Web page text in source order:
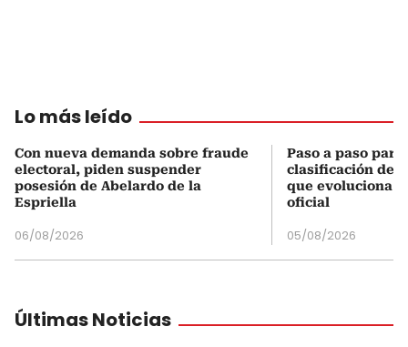
Lo más leído
Con nueva demanda sobre fraude
electoral, piden suspender
posesión de Abelardo de la
Espriella
06/08/2026
Paso a paso
clasificación del
que evoluciona
oficial
05/08/2026
Últimas Noticias